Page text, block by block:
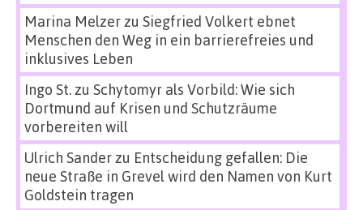
Marina Melzerzu Siegfried Volkert ebnet
Menschen den Weg in ein barrierefreies und
inklusives Leben
Ingo St.zu Schytomyr als Vorbild: Wie sich
Dortmund auf Krisen und Schutzräume
vorbereiten will
Ulrich Sanderzu Entscheidung gefallen: Die
neue Straße in Grevel wird den Namen von Kurt
Goldstein tragen